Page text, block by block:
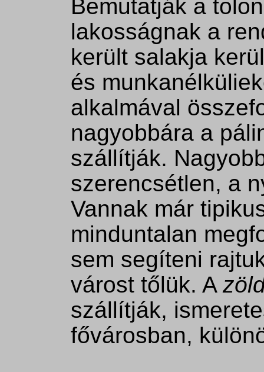
Bemutatják a
lakosságnak a
került salakja
és
alkalmával
nagyobbára a
szállítják.
szerencsétlen, a
Vannak már
minduntalan
sem segíteni
várost tőlük. A
szállítják,
fővárosban,